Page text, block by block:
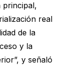
principal,
real
de la
y la
y señaló